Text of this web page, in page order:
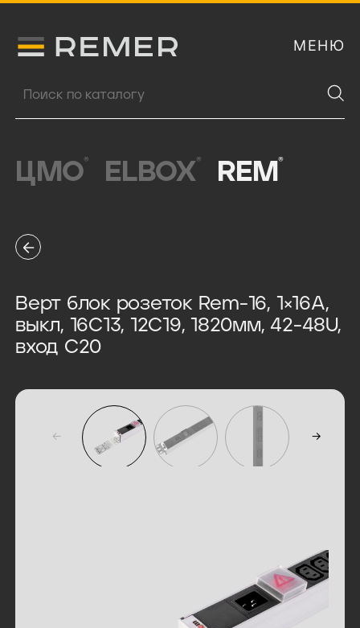
Логитип компании Remer МЕНЮ
Поиск продукции
ЦМО® ELBOX® REM ®
Верт блок розеток Rem-16, 1×16A,
выкл, 16C13, 12C19, 1820мм, 42-48U,
вход C20